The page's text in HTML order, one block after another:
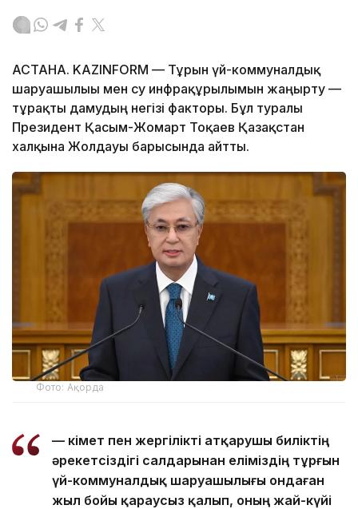
АСТАНА. KAZINFORM — Тұрғын үй-коммуналдық
шаруашылығы мен су инфрақұрылымын жаңғырту —
тұрақты дамудың негізі факторы. Бұл туралы
Президент Қасым-Жомарт Тоқаев Қазақстан
халқына Жолдауы барысында айтты.
Фото: Ақорда
— Үкімет пен жергілікті атқарушы биліктің
әрекетсіздігі салдарынан еліміздің тұрғын
үй-коммуналдық шаруашылығы ондаған
жыл бойы қараусыз қалып, оның жай-күйі